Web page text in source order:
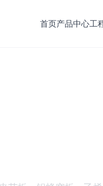
首页产品中心工